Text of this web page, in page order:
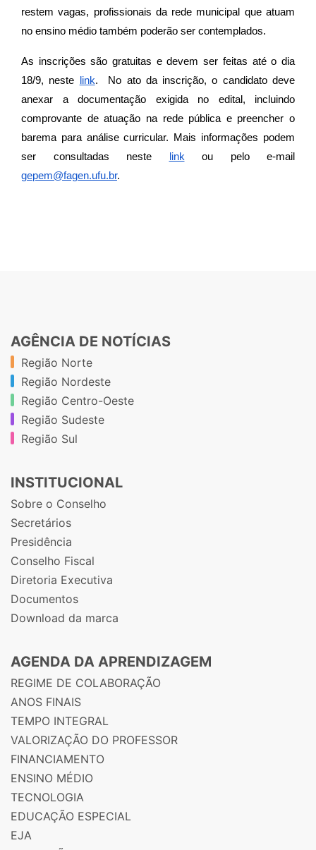
restem vagas, profissionais da rede municipal que atuam
no ensino médio também poderão ser contemplados.
As inscrições são gratuitas e devem ser feitas até o dia
18/9, neste
link. No ato da inscrição, o candidato deve
anexar a documentação exigida no edital, incluindo
comprovante de atuação na rede pública e preencher o
barema para análise curricular. Mais informações podem
ser consultadas neste
link ou pelo e-mail
gepem@fagen.ufu.br.
AGÊNCIA DE NOTÍCIAS
Região Norte
Região Nordeste
Região Centro-Oeste
Região Sudeste
Região Sul
INSTITUCIONAL
Sobre o Conselho
Secretários
Presidência
Conselho Fiscal
Diretoria Executiva
Documentos
Download da marca
AGENDA DA APRENDIZAGEM
REGIME DE COLABORAÇÃO
ANOS FINAIS
TEMPO INTEGRAL
VALORIZAÇÃO DO PROFESSOR
FINANCIAMENTO
ENSINO MÉDIO
TECNOLOGIA
EDUCAÇÃO ESPECIAL
EJA